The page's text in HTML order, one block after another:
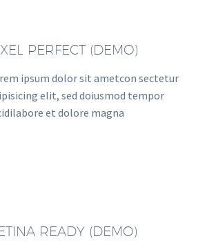
PERFECT (DEMO)
ipsum dolor sit ametcon sectetur
elit, sed doiusmod tempor
et dolore magna
READY (DEMO)